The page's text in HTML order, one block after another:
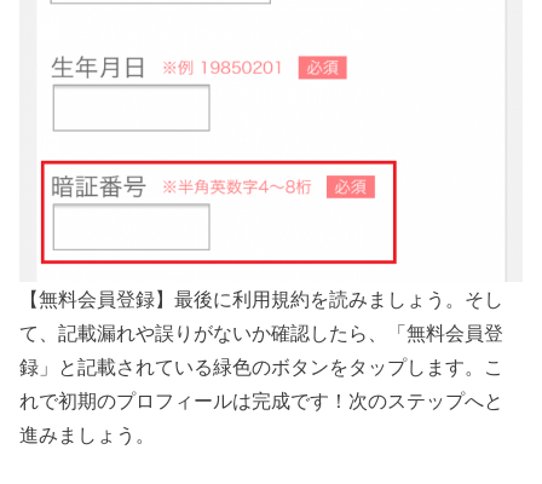
【無料会員登録】最後に利用規約を読みましょう。そし
て、記載漏れや誤りがないか確認したら、「無料会員登
録」と記載されている緑色のボタンをタップします。こ
れで初期のプロフィールは完成です！次のステップへと
進みましょう。